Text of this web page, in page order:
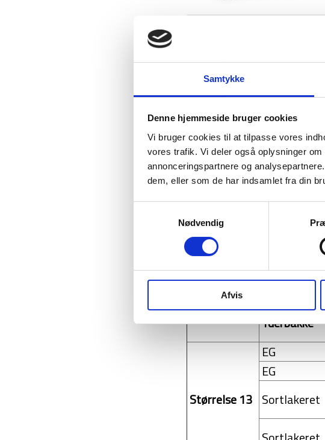
Samtykke
Denne hjemmeside bruger cookies
Vi bruger cookies til at tilpasse vores
vores trafik. Vi deler også oplysninger
annonceringspartnere og
dem, eller som de har indsamlet fra din
Nødvendig
Afvis
Yderbakkerne kan leveres
Bemærk: Yderbakke og
Yderbakkerne fås i
Yderbakke
Størrelse 13
EG
EG
Sortlakeret